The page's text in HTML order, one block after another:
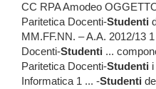
CC RPA Amodeo
Paritetica Docenti-Studenti
MM.FF.NN. – A.A. 2012/13
Docenti-Studenti ...
Paritetica Docenti-Studenti
Informatica 1 ... -Studenti